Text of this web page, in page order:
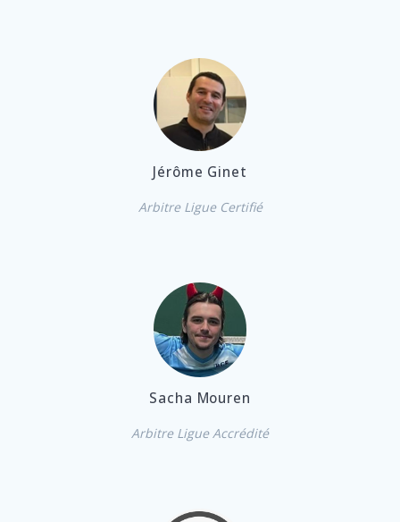
Jérôme Ginet
Arbitre Ligue Certifié
Sacha Mouren
Arbitre Ligue Accrédité